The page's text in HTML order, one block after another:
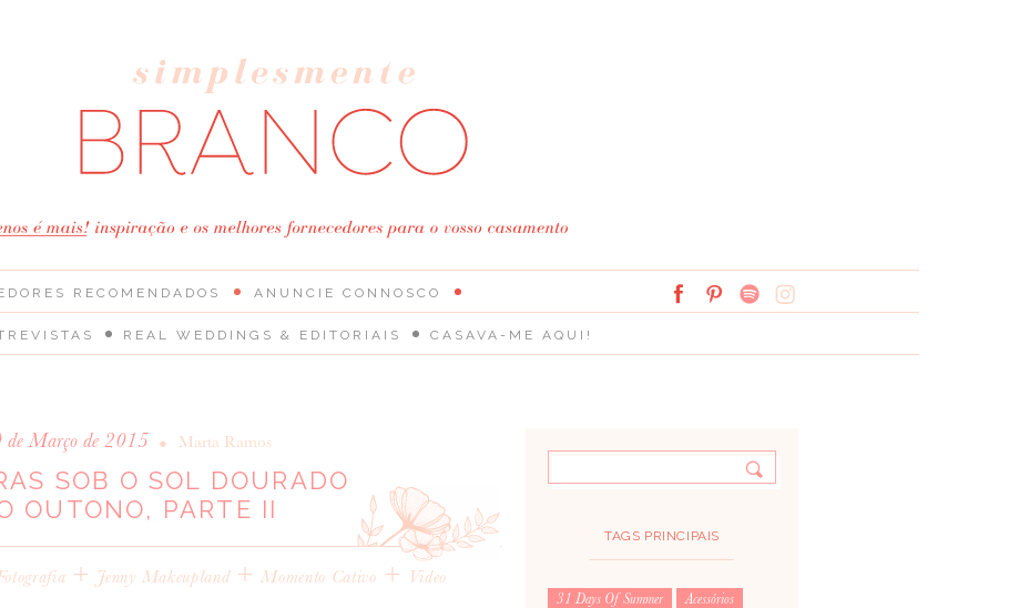
REAL WEDDINGS & EDITORIAIS CASAVA-ME AQUI!
RECOMENDADOS ANUNCIE CONNOSCO
de Março de 2015 • Marta Ramos
SOB O SOL DOURADO
OUTONO, PARTE II
+ Jenny Makeupland+Momento Cativo + Video
TAGS PRINCIPAIS
31 Days Of Summer
Acessórios